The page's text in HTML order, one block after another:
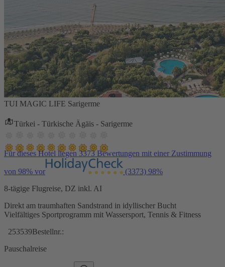
TUI MAGIC LIFE Sarigerme
Türkei - Türkische Ägäis - Sarigerme
Für dieses Hotel liegen 3373 Bewertungen mit einer Zustimmung
von 98% vor (3373) 98%
8-tägige Flugreise, DZ inkl. AI
Direkt am traumhaften Sandstrand in idyllischer Bucht
Vielfältiges Sportprogramm mit Wassersport, Tennis & Fitness
253539Bestellnr.:
Pauschalreise